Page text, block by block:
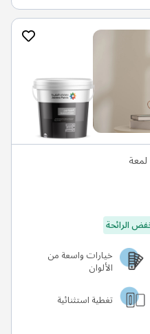
الرائحة
خيارات واسعة من
الألوان
تغطية استثنائية